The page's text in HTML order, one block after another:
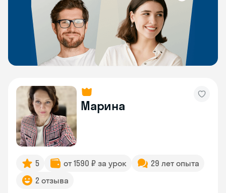
Марина
5 от 1590 ₽ за урок
29 лет опыта
2 отзыва